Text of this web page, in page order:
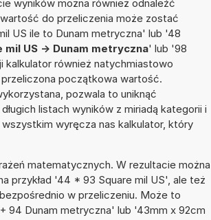
wyników można również odnaleźć
do przeliczenia może zostać
US ile to Dunam metryczna' lub '48
mil US -> Dunam metryczna' lub '98
kalkulator również natychmiastowo
początkowa wartość.
pozwala to uniknąć
listach wyników z miriadą kategorii i
wyręcza nas kalkulator, który
matematycznych. W rezultacie można
przykład '44 * 93 Square mil US', ale też
w przeliczeniu. Może to
94 Dunam metryczna' lub '43mm x 92cm